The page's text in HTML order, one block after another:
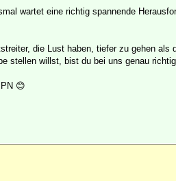
wartet eine richtig spannende
die Lust haben, tiefer zu gehen
stellen willst, bist du bei uns genau
😊